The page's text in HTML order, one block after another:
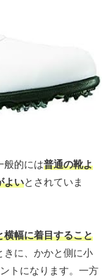
般的には普通の靴よ
よいとされていま
横幅に着目すること
きに、かかと側に小
トになります。一方